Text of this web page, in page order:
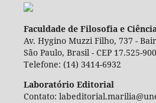
Faculdade de Filosofia e
Av. Hygino Muzzi Filho, 737 -
São Paulo, Brasil - CEP 17.525-900
Telefone: (14) 3414-6932
Laboratório Editorial
Contato: